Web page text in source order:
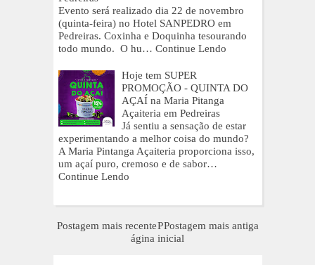
Evento será realizado dia 22 de novembro
(quinta-feira) no Hotel SANPEDRO em
Pedreiras. Coxinha e Doquinha tesourando
todo mundo. O hu… Continue Lendo
Hoje tem SUPER
PROMOÇÃO - QUINTA DO
AÇAÍ na Maria Pitanga
Açaiteria em Pedreiras
Já sentiu a sensação de estar
experimentando a melhor coisa do mundo?
A Maria Pintanga Açaiteria proporciona isso,
um açaí puro, cremoso e de sabor…
Continue Lendo
Postagem mais recente Postagem mais antiga
P
ágina inicial